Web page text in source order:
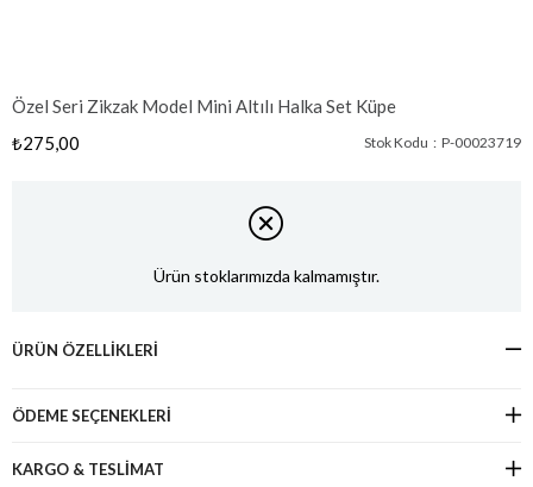
Özel Seri Zikzak Model Mini Altılı Halka Set Küpe
₺275,00
Stok Kodu P-00023719
Ürün stoklarımızda kalmamıştır.
ÜRÜN ÖZELLIKLERI
ÖDEME SEÇENEKLERI
KARGO & TESLİMAT